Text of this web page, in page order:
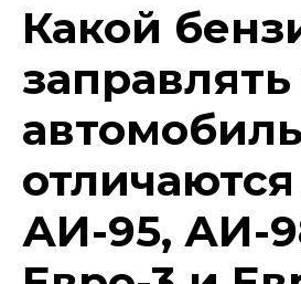
Какой
заправлять
АИ-95, АИ-